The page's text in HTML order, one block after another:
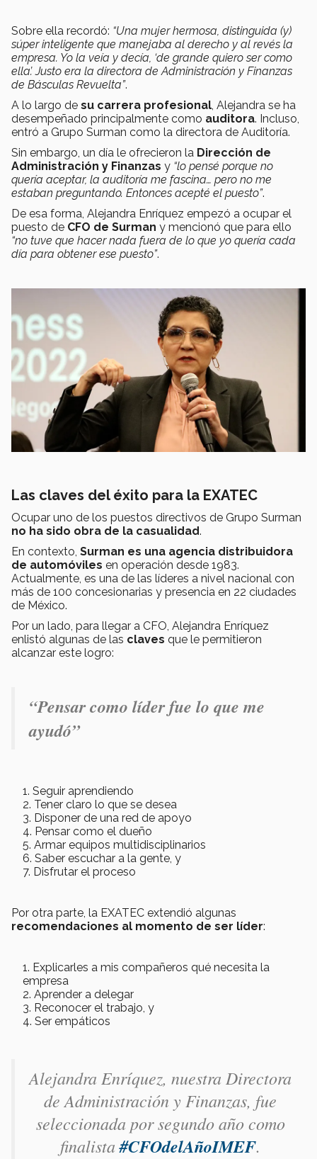
Sobre ella recordó: “Una mujer hermosa, distinguida (y)
súper inteligente que manejaba al derecho y al revés la
empresa. Yo la veía y decía, ‘de grande quiero ser como
ella’. Justo era la directora de Administración y Finanzas
de Básculas Revuelta”.
A lo largo de su carrera profesional , Alejandra se ha
desempeñado principalmente como auditora. Incluso,
entró a Grupo Surman como la directora de Auditoría.
Sin embargo, un día le ofrecieron la Dirección de
Administración y Finanzas y “lo pensé porque no
quería aceptar, la auditoría me fascina… pero no me
estaban preguntando. Entonces acepté el puesto”.
De esa forma, Alejandra Enríquez empezó a ocupar el
puesto de CFO de Surman y mencionó que para ello
“no tuve que hacer nada fuera de lo que yo quería cada
día para obtener ese puesto”.
Las claves del éxito para la EXATEC
Ocupar uno de los puestos directivos de Grupo Surman
no ha sido obra de la casualidad.
En contexto, Surman es una agencia distribuidora
de automóviles en operación desde 1983.
Actualmente, es una de las líderes a nivel nacional con
más de 100 concesionarias y presencia en 22 ciudades
de México.
Por un lado, para llegar a CFO, Alejandra Enríquez
enlistó algunas de las claves que le permitieron
alcanzar este logro:
“Pensar como líder fue lo que me
ayudó”
Seguir aprendiendo
Tener claro lo que se desea
Disponer de una red de apoyo
Pensar como el dueño
Armar equipos multidisciplinarios
Saber escuchar a la gente, y
Disfrutar el proceso
Por otra parte, la EXATEC extendió algunas
recomendaciones al momento de ser líder:
Explicarles a mis compañeros qué necesita la
empresa
Aprender a delegar
Reconocer el trabajo, y
Ser empáticos
Alejandra Enríquez, nuestra Directora
de Administración y Finanzas, fue
seleccionada por segundo año como
finalista#CFOdelAñoIMEF.